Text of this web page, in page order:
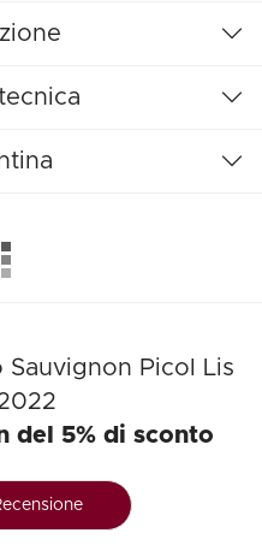
Picol Lis
del 5% di sconto